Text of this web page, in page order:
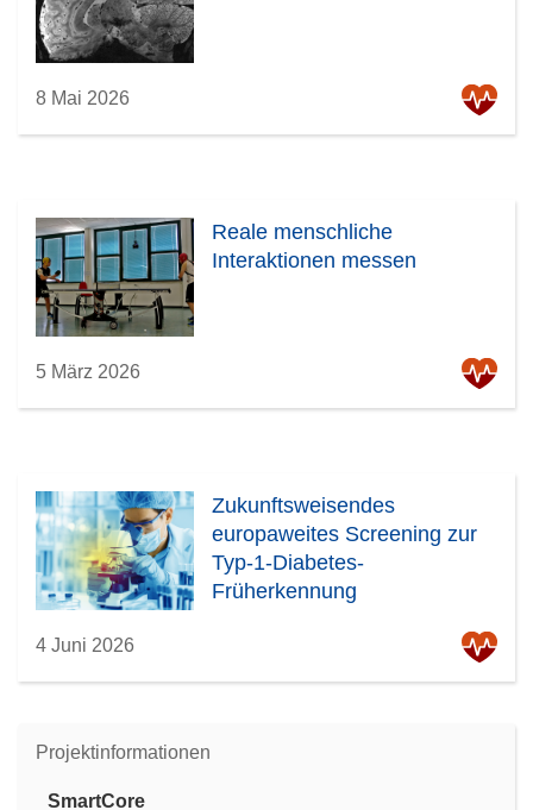
8 Mai 2026
Reale menschliche
Interaktionen messen
5 März 2026
Zukunftsweisendes
europaweites Screening zur
Typ-1-Diabetes-
Früherkennung
4 Juni 2026
Projektinformationen
SmartCore